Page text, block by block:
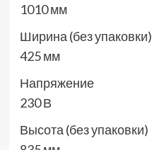
1010 мм
Ширина (без упаковки)
425 мм
Напряжение
230 В
Высота (без упаковки)